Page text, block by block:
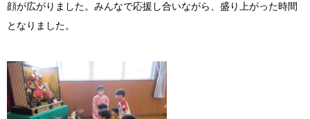
顔が広がりました。みんなで応援し合いながら、盛り上がった時間
となりました。